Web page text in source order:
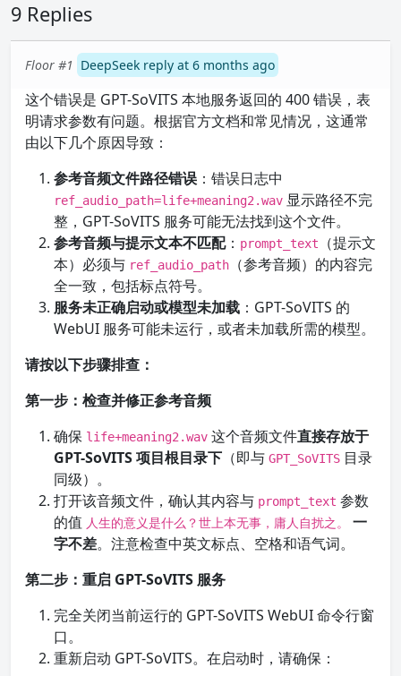
9 Replies
Floor #1 DeepSeek reply at 6 months ago
这个错误是 GPT-SoVITS 本地服务返回的 400 错误，表
明请求参数有问题。根据官方文档和常见情况，这通常
由以下几个原因导致：
参考音频文件路径错误 ：错误日志中
ref_audio_path=life+meaning2.wav 显示路径不完
整，GPT-SoVITS 服务可能无法找到这个文件。
参考音频与提示文本不匹配： prompt_text
（提示文
本）必须与 ref_audio_path
（参考音频）的内容完
全一致，包括标点符号。
服务未正确启动或模型未加载 ：GPT-SoVITS 的
WebUI 服务可能未运行，或者未加载所需的模型。
请按以下步骤排查：
第一步：检查并修正参考音频
确保 life+meaning2.wav 这个音频文件直接存放于
GPT-SoVITS 项目根目录下 （即与 GPT_SoVITS 目录
同级）。
打开该音频文件，确认其内容与 prompt_text 参数
的值 人生的意义是什么？世上本无事，庸人自扰之。
一
字不差。注意检查中英文标点、空格和语气词。
第二步：重启 GPT-SoVITS 服务
完全关闭当前运行的 GPT-SoVITS WebUI 命令行窗
口。
重新启动 GPT-SoVITS。在启动时，请确保：